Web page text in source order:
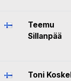
Teemu
Sillanpää
Toni